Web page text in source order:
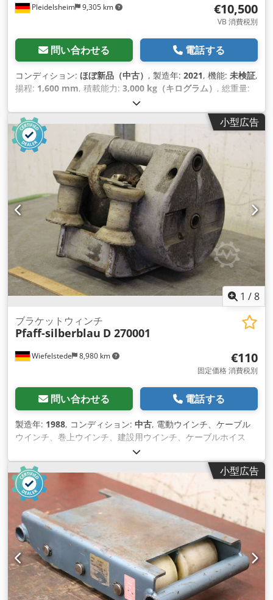
Pleidelsheim 9,305 km €10,500
VB 消費税別
問い合わせる 電話する
コンディション: ほぼ新品（中古） , 製造年: 2021, 機能: 未検証,
揚程: 1,600 mm, 積載能力: 3,000 kg（キログラム） , 総重量:
, 入力電圧:
相, 出力:3 キロワット (4.08 馬力),
小型広告
1 /8
Wiefelstede 8,980 km
ブラケットウィンチ
Pfaff-silberblau D 270001
€110
固定価格 消費税別
問い合わせる 電話する
製造年: 1988, コンディション: 中古, 電動ウインチ、ケーブル
ウインチ、巻上ウインチ、建設用ウインチ、ケーブルホイス
ト、コンソールウインチ Csdpfx Ajhu Ddljlijha 引き渡し：検
査済みの現状渡し -付属品：ウインチレバー欠品 -メーカー：パ
フ・シルバーブルー、ALUコンソールウインチ -タイプ：D
270001 -ワイヤーロープ：Ø 5 mm -線長：9m -寸法:
330/310/H290 mm -自重：19kg
小型広告